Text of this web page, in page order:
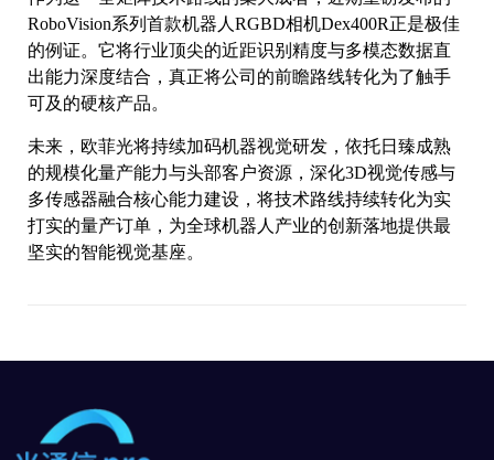
RoboVision系列首款机器人RGBD相机Dex400R正是极佳
的例证。它将行业顶尖的近距识别精度与多模态数据直
出能力深度结合，真正将公司的前瞻路线转化为了触手
可及的硬核产品。
未来，欧菲光将持续加码机器视觉研发，依托日臻成熟
的规模化量产能力与头部客户资源，深化3D视觉传感与
多传感器融合核心能力建设，将技术路线持续转化为实
打实的量产订单，为全球机器人产业的创新落地提供最
坚实的智能视觉基座。